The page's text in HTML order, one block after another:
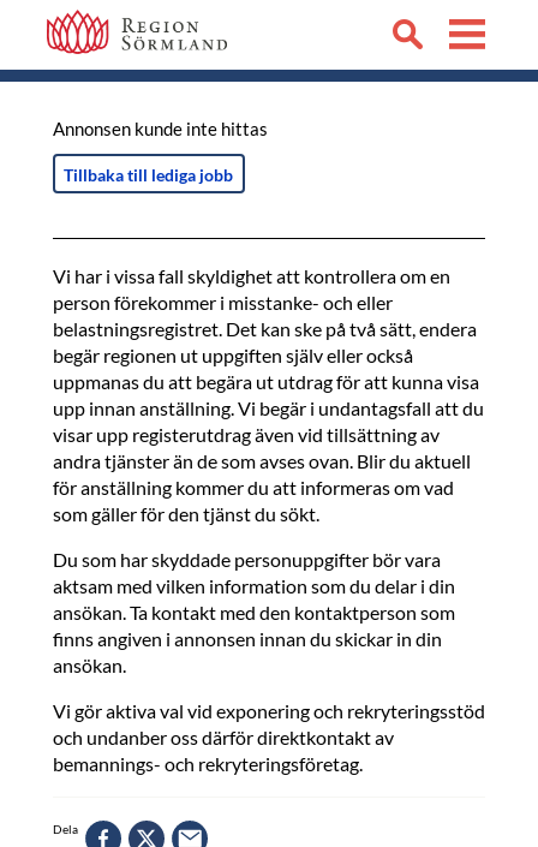
Annonsen kunde inte hittas
Tillbaka till lediga jobb
Vi har i vissa fall skyldighet att kontrollera om en
person förekommer i misstanke- och eller
belastningsregistret. Det kan ske på två sätt, endera
begär regionen ut uppgiften själv eller också
uppmanas du att begära ut utdrag för att kunna visa
upp innan anställning. Vi begär i undantagsfall att du
visar upp registerutdrag även vid tillsättning av
andra tjänster än de som avses ovan. Blir du aktuell
för anställning kommer du att informeras om vad
som gäller för den tjänst du sökt.
Du som har skyddade personuppgifter bör vara
aktsam med vilken information som du delar i din
ansökan. Ta kontakt med den kontaktperson som
finns angiven i annonsen innan du skickar in din
ansökan.
Vi gör aktiva val vid exponering och rekryteringsstöd
och undanber oss därför direktkontakt av
bemannings- och rekryteringsföretag.
Dela